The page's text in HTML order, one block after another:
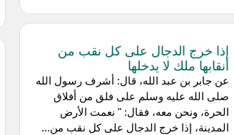
إذا خرج الدجال على كل نقب من
أنقابها ملك لا يدخلها
عن جابر بن عبد الله، قال: أشرف رسول الله
صلى الله عليه وسلم على فلق من أفلاق
الحرة، ونحن معه، فقال: " نعمت الأرض
المدينة، إذا خرج الدجال على كل نقب من...